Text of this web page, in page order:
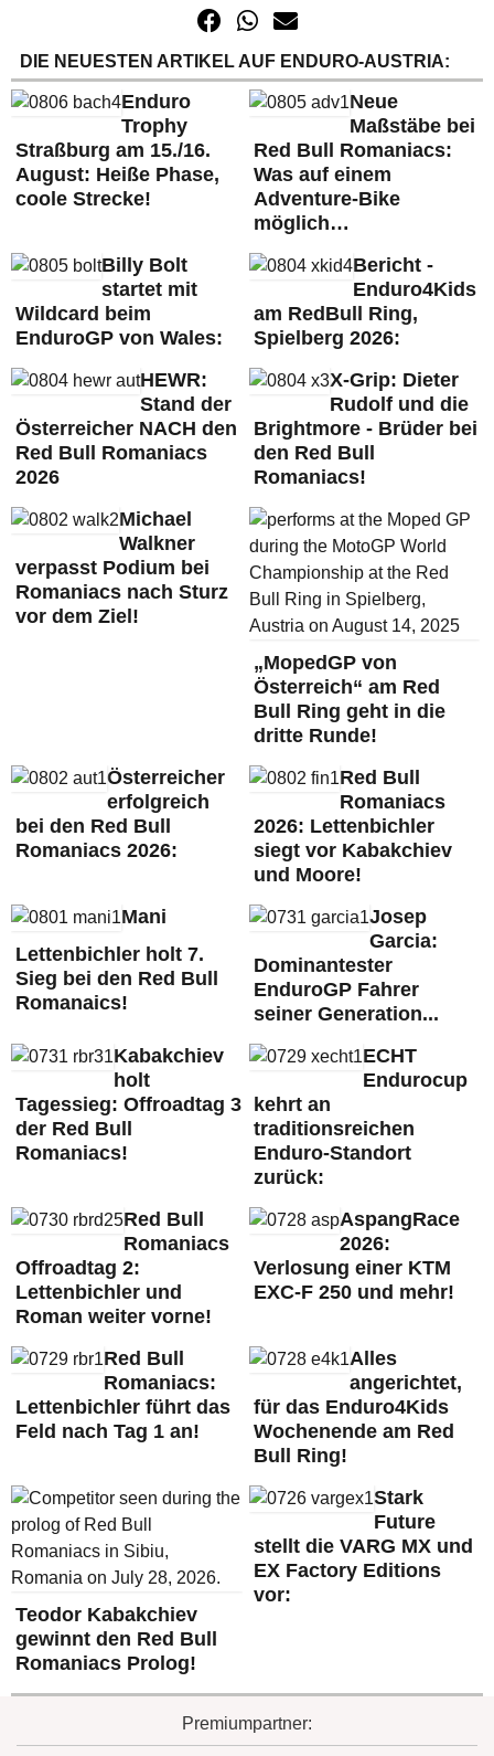
DIE NEUESTEN ARTIKEL AUF ENDURO-AUSTRIA:
Enduro
Trophy
Straßburg am 15./16.
August: Heiße Phase,
coole Strecke!
Neue
Maßstäbe bei
Red Bull Romaniacs:
Was auf einem
Adventure-Bike
möglich…
Billy Bolt
startet mit
Wildcard beim
EnduroGP von Wales:
Bericht -
Enduro4Kids
am RedBull Ring,
Spielberg 2026:
HEWR:
Stand der
Österreicher NACH den
Red Bull Romaniacs
2026
X-Grip: Dieter
Rudolf und die
Brightmore - Brüder bei
den Red Bull
Romaniacs!
Michael
Walkner
verpasst Podium bei
Romaniacs nach Sturz
vor dem Ziel!
„MopedGP von
Österreich“ am Red
Bull Ring geht in die
dritte Runde!
Österreicher
erfolgreich
bei den Red Bull
Romaniacs 2026:
Red Bull
Romaniacs
2026: Lettenbichler
siegt vor Kabakchiev
und Moore!
Mani
Lettenbichler holt 7.
Sieg bei den Red Bull
Romanaics!
Josep
Garcia:
Dominantester
EnduroGP Fahrer
seiner Generation...
Kabakchiev
holt
Tagessieg: Offroadtag 3
der Red Bull
Romaniacs!
ECHT
Endurocup
kehrt an
traditionsreichen
Enduro-Standort
zurück:
Red Bull
Romaniacs
Offroadtag 2:
Lettenbichler und
Roman weiter vorne!
AspangRace
2026:
Verlosung einer KTM
EXC-F 250 und mehr!
Red Bull
Romaniacs:
Lettenbichler führt das
Feld nach Tag 1 an!
Alles
angerichtet,
für das Enduro4Kids
Wochenende am Red
Bull Ring!
Teodor Kabakchiev
gewinnt den Red Bull
Romaniacs Prolog!
Stark
Future
stellt die VARG MX und
EX Factory Editions
vor:
Premiumpartner: